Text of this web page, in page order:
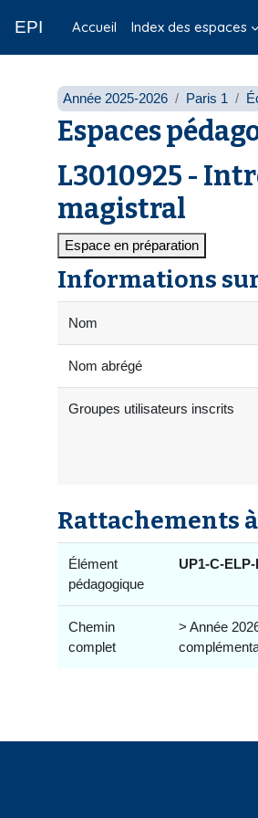
EPI Accueil Index des espaces
Année 2025-2026 Paris 1
Espaces
L3010925 -
magistral
Espace en préparation
Informations
Nom
Nom abrégé
Groupes utilisateurs inscrits
Rattachements
Élément
pédagogique
UP1-C-
Chemin
complet
> Année